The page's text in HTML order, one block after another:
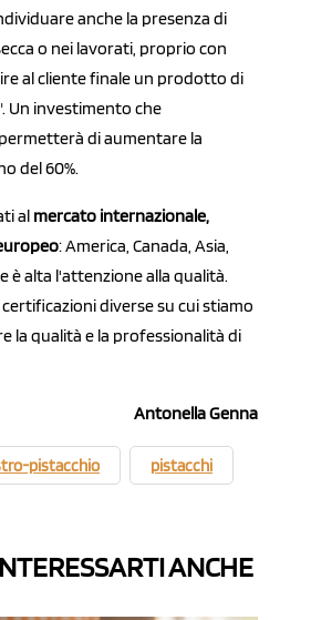
anche la presenza di
o nei lavorati, proprio con
al cliente finale un prodotto di
Un investimento che
di aumentare la
del 60%.
al mercato internazionale,
: America, Canada, Asia,
è alta l'attenzione alla qualità.
diverse su cui stiamo
la qualità e la professionalità di
Antonella Genna
pistacchio pistacchi
ANCHE